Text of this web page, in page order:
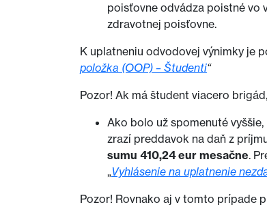
poisťovne odvádza poistné vo
zdravotnej poisťovne.
K uplatneniu odvodovej výnimky je
položka (OOP) – Študenti“
Pozor! Ak má študent viacero
Ako bolo už spomenuté
zrazí preddavok na daň z
sumu 410,24 eur mesačne.
„Vyhlásenie na uplatnenie
Pozor! Rovnako aj v tomto prípade